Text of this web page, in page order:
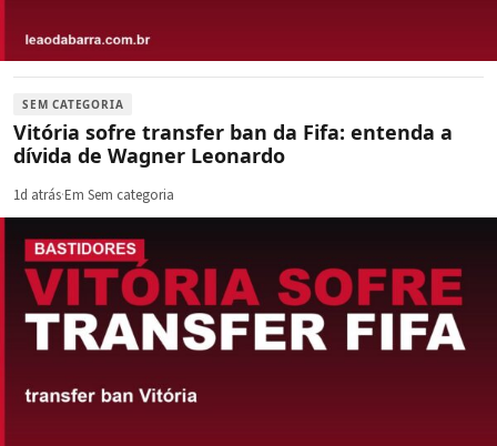
SEM CATEGORIA
Vitória sofre transfer ban da Fifa: entenda a
dívida de Wagner Leonardo
1d atrás·Em Sem categoria